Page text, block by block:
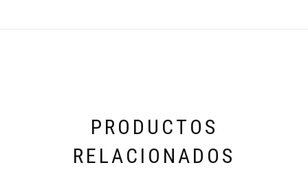
PRODUCTOS
RELACIONADOS